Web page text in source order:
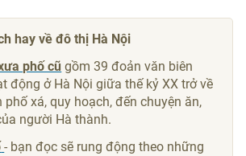
hay về đô thị Hà Nội
phố cũ gồm 39 đoản văn biên
động ở Hà Nội giữa thế kỷ XX trở về
xá, quy hoạch, đến chuyện ăn,
người Hà thành.
- bạn đọc sẽ rung động theo những